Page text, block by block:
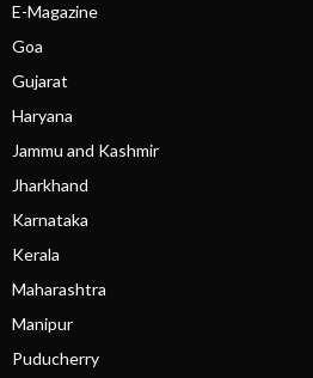
E-Magazine
Goa
Gujarat
Haryana
Jammu and Kashmir
Jharkhand
Karnataka
Kerala
Maharashtra
Manipur
Puducherry